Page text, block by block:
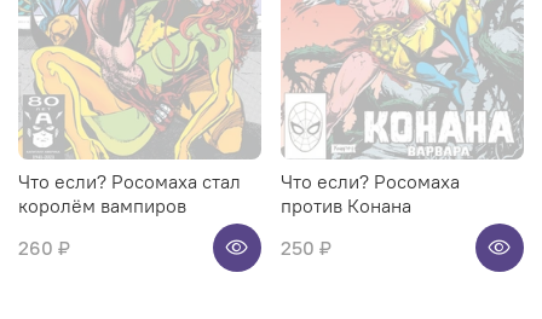
Что если? Росомаха стал
королём вампиров
260 ₽
Что если? Росомаха
против Конана
250 ₽